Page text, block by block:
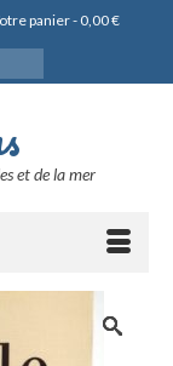
panier- 0,00€
et de la mer